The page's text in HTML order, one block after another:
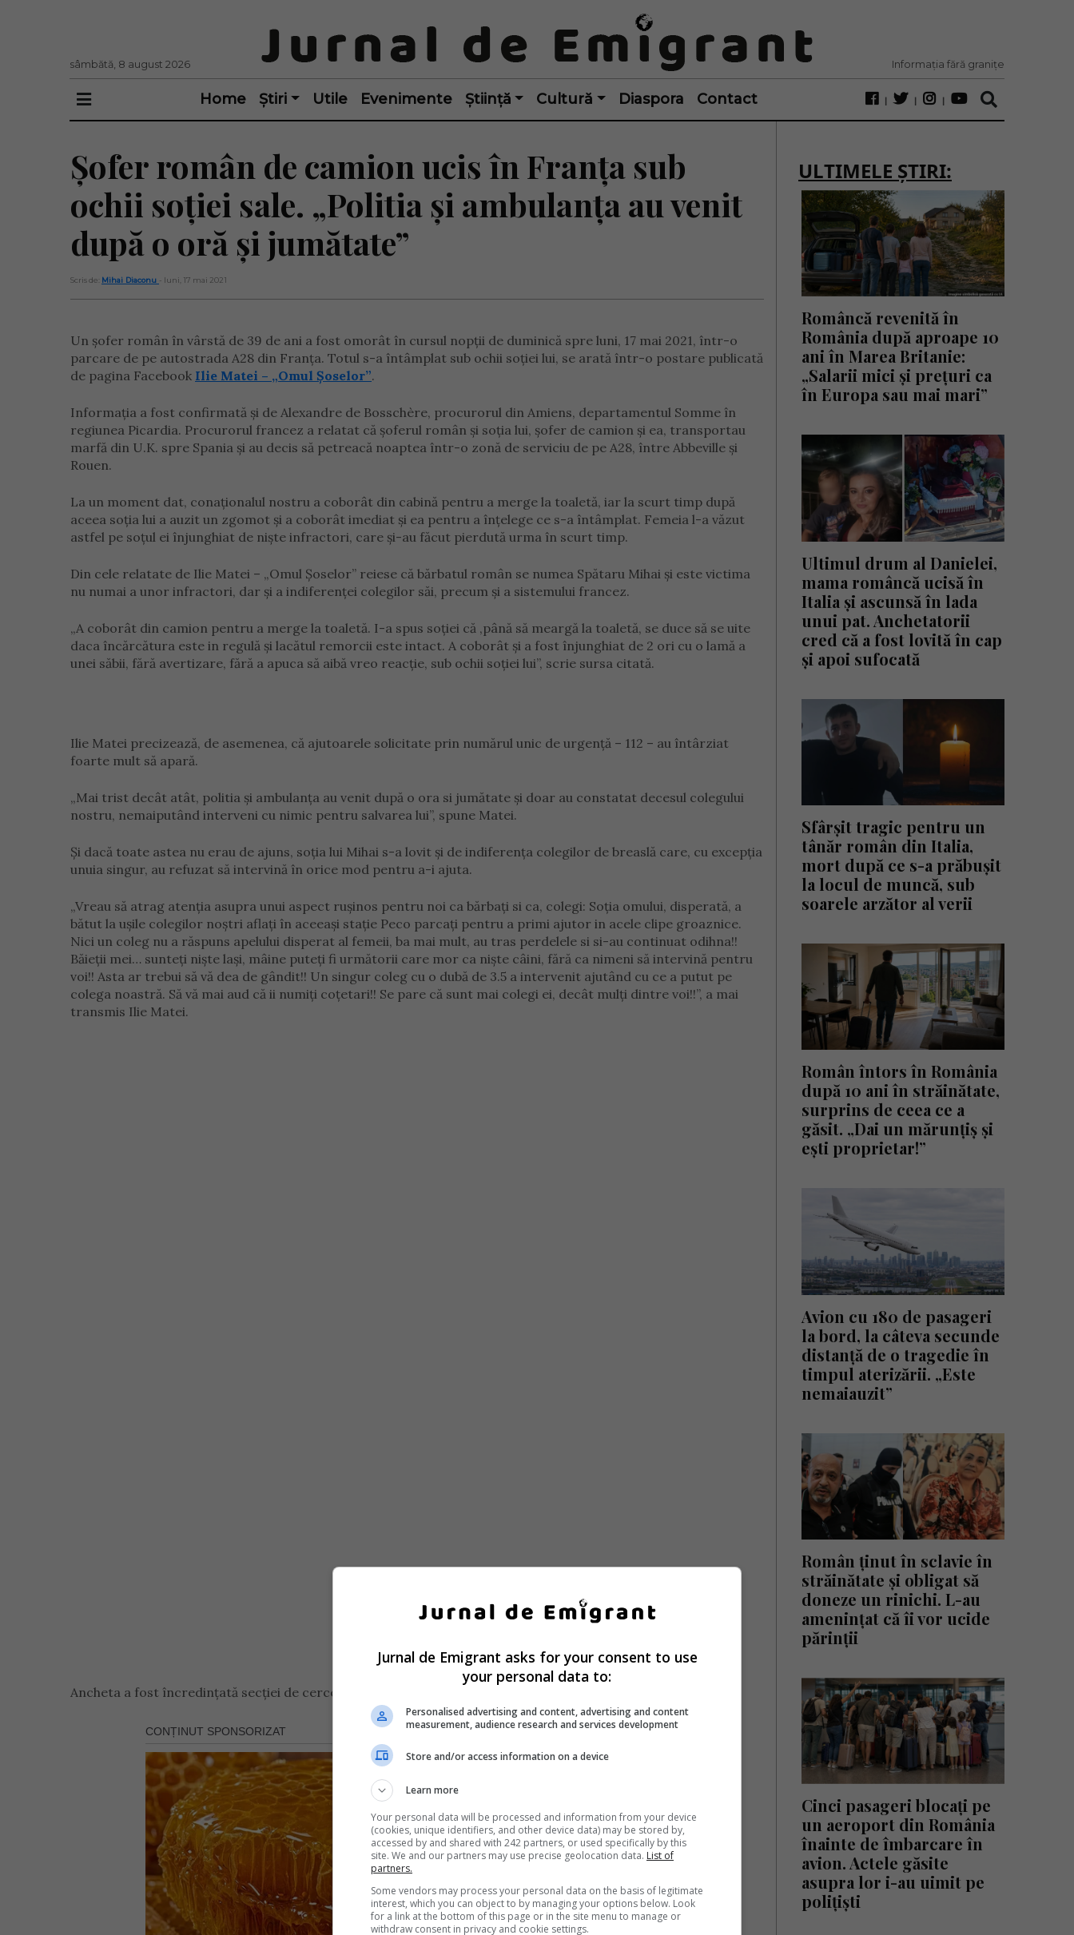
sâmbătă, 8 august 2026 Informația fără granițe
Home Știri Utile Evenimente Știință Cultură Diaspora Contact
Șofer român de camion ucis în Franța sub
ochii soției sale. „Politia și ambulanța au venit
după o oră și jumătate”
Scris de: Mihai Diaconu - luni, 17 mai 2021
Un șofer român în vârstă de 39 de ani a fost omorât în cursul nopții de duminică spre luni, 17 mai 2021, într-o
parcare de pe autostrada A28 din Franța. Totul s-a întâmplat sub ochii soției lui, se arată într-o postare publicată
de pagina Facebook Ilie Matei – „Omul Șoselor”.
Informația a fost confirmată și de Alexandre de Bosschère, procurorul din Amiens, departamentul Somme în
regiunea Picardia. Procurorul francez a relatat că șoferul român și soția lui, șofer de camion și ea, transportau
marfă din U.K. spre Spania și au decis să petreacă noaptea într-o zonă de serviciu de pe A28, între Abbeville și
Rouen.
La un moment dat, conaționalul nostru a coborât din cabină pentru a merge la toaletă, iar la scurt timp după
aceea soția lui a auzit un zgomot și a coborât imediat și ea pentru a înțelege ce s-a întâmplat. Femeia l-a văzut
astfel pe soțul ei înjunghiat de niște infractori, care și-au făcut pierdută urma în scurt timp.
Din cele relatate de Ilie Matei – „Omul Șoselor” reiese că bărbatul român se numea Spătaru Mihai și este victima
nu numai a unor infractori, dar și a indiferenței colegilor săi, precum și a sistemului francez.
„A coborât din camion pentru a merge la toaletă. I-a spus soției că ,până să meargă la toaletă, se duce să se uite
daca încărcătura este in regulă și lacătul remorcii este intact. A coborât și a fost înjunghiat de 2 ori cu o lamă a
unei săbii, fără avertizare, fără a apuca să aibă vreo reacție, sub ochii soției lui”, scrie sursa citată.
Ilie Matei precizează, de asemenea, că ajutoarele solicitate prin numărul unic de urgență – 112 – au întârziat
foarte mult să apară.
„Mai trist decât atât, politia și ambulanța au venit după o ora si jumătate și doar au constatat decesul colegului
nostru, nemaiputând interveni cu nimic pentru salvarea lui”, spune Matei.
Și dacă toate astea nu erau de ajuns, soția lui Mihai s-a lovit și de indiferența colegilor de breaslă care, cu excepția
unuia singur, au refuzat să intervină în orice mod pentru a-i ajuta.
„Vreau să atrag atenția asupra unui aspect rușinos pentru noi ca bărbați si ca, colegi: Soția omului, disperată, a
bătut la ușile colegilor noștri aflați în aceeași stație Peco parcați pentru a primi ajutor in acele clipe groaznice.
Nici un coleg nu a răspuns apelului disperat al femeii, ba mai mult, au tras perdelele si si-au continuat odihna!!
Băieții mei… sunteți niște lași, mâine puteți fi următorii care mor ca niște câini, fără ca nimeni să intervină pentru
voi!! Asta ar trebui să vă dea de gândit!! Un singur coleg cu o dubă de 3.5 a intervenit ajutând cu ce a putut pe
colega noastră. Să vă mai aud că ii numiți coțetari!! Se pare că sunt mai colegi ei, decât mulți dintre voi!!”, a mai
transmis Ilie Matei.
Ancheta a fost încredințată secției de cercetare a jandarmeriei Amiens, informează autoritățile locale.
ULTIMELE ȘTIRI:
Româncă revenită în
România după aproape 10
ani în Marea Britanie:
„Salarii mici și prețuri ca
în Europa sau mai mari”
Ultimul drum al Danielei,
mama româncă ucisă în
Italia și ascunsă în lada
unui pat. Anchetatorii
cred că a fost lovită în cap
și apoi sufocată
Sfârșit tragic pentru un
tânăr român din Italia,
mort după ce s-a prăbușit
la locul de muncă, sub
soarele arzător al verii
Român întors în România
după 10 ani în străinătate,
surprins de ceea ce a
găsit. „Dai un mărunțiș și
ești proprietar!”
Avion cu 180 de pasageri
la bord, la câteva secunde
distanță de o tragedie în
timpul aterizării. „Este
nemaiauzit”
Român ținut în sclavie în
străinătate și obligat să
doneze un rinichi. L-au
amenințat că îi vor ucide
părinții
Cinci pasageri blocați pe
un aeroport din România
înainte de îmbarcare în
avion. Actele găsite
asupra lor i-au uimit pe
polițiști
Jurnal de Emigrant asks for your consent to use
your personal data to:
Personalised advertising and content, advertising and content
measurement, audience research and services development
Store and/or access information on a device
Learn more
Your personal data will be processed and information from your device
(cookies, unique identifiers, and other device data) may be stored by,
accessed by and shared with 242 partners, or used specifically by this
site. We and our partners may use precise geolocation data. List of
partners.
Some vendors may process your personal data on the basis of legitimate
interest, which you can object to by managing your options below. Look
for a link at the bottom of this page or in the site menu to manage or
withdraw consent in privacy and cookie settings.